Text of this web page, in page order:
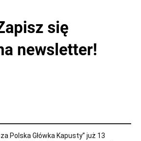
Polska Główka Kapusty” już 13